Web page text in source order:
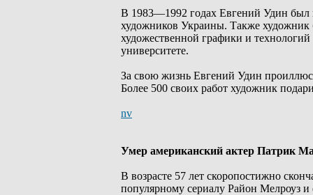
В 1983—1992 годах Евгений Удин был
художников Украины. Также художник
художественной графики и
университете.
За свою жизнь Евгений Удин
Более 500 своих работ художник
nv
Умер американский актер Патрик
В возрасте 57 лет скоропостижно
популярному сериалу Район Мелроуз